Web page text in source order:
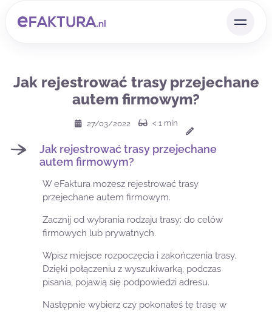
Jak rejestrować trasy przejechane
autem firmowym?
27/03/2022 < 1 min
Jak rejestrować trasy przejechane
autem firmowym?
W eFaktura możesz rejestrować trasy
przejechane autem firmowym.
Zacznij od wybrania rodzaju trasy: do celów
firmowych lub prywatnych.
Wpisz miejsce rozpoczęcia i zakończenia trasy.
Dzięki połączeniu z wyszukiwarką, podczas
pisania, pojawią się podpowiedzi adresu.
Następnie wybierz czy pokonałeś tę trasę w